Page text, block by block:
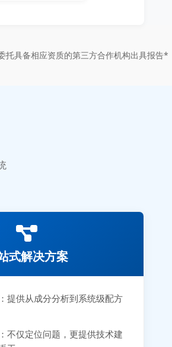
托具备相应资质的第三方合作机构出具报告*
式解决方案
：提供从成分分析到系统级配方
：不仅定位问题，更提供技术建